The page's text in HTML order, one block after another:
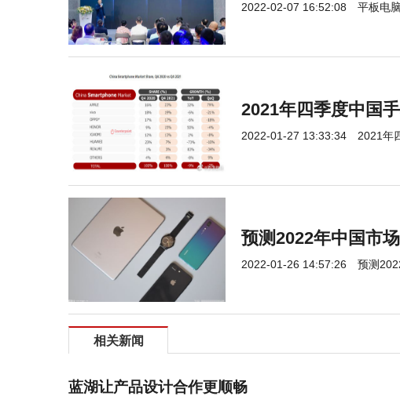
2022-02-07 16:52:08 平板电
2021年四季度中国
2022-01-27 13:33:34 2021年
预测2022年中国市
2022-01-26 14:57:26 预测
相关新闻
蓝湖让产品设计合作更顺畅